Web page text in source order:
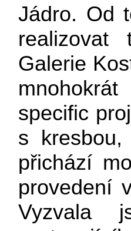
Jádro. Od
realizovat
Galerie
specific
s
přichází
provedení
Vyzvala